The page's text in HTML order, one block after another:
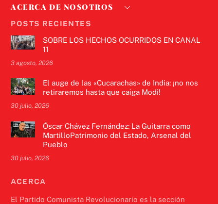
ACERCA DE NOSOTROS
POSTS RECIENTES
SOBRE LOS HECHOS OCURRIDOS EN CANAL
11
3 agosto, 2026
El auge de las «Cucarachas» de India: ¡no nos
retiraremos hasta que caiga Modi!
30 julio, 2026
Óscar Chávez Fernández: La Guitarra como
MartilloPatrimonio del Estado, Arsenal del
Pueblo
30 julio, 2026
ACERCA
El Partido Comunista Revolucionario es la sección